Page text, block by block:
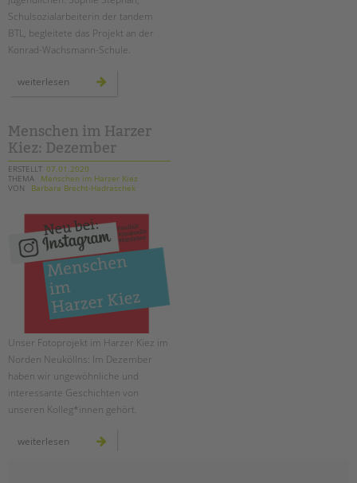
tandem international
KARRIERE
Stellenangebote
tandem als Arbeitgeberin
unkuerzbar
Briefe an Kai
PRESSE
Magazin
KONTAKT
Impressum
Datenschutz
Hinweisgebersystem
Intranet
Schulsozialarbeiterin der tandem
BTL, begleitete das Projekt an der
Konrad-Wachsmann-Schule.
weiterlesen forschungsprojekt
Menschen im Harzer
Kiez: Dezember
ERSTELLT 07.01.2020
THEMA
Menschen im Harzer Kiez
VON
Barbara Brecht-Hadraschek
Unser Fotoprojekt im Harzer Kiez im
Norden Neuköllns: Im Dezember
haben wir ungewöhnliche und
interessante Geschichten von
unseren Kolleg*innen gehört.
weiterlesen menschen